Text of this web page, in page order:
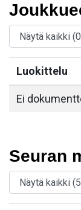
Luokittelu
Ei
Seuran